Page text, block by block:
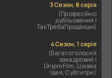
3 Сезон, 8 серія
(Професійно
дубльований |
ТакТребаПродакшн)
4 Сезон, 1 серія
(Багатоголосий
закадровий |
DniproFilm, Цікава
Ідея, Субтитри)